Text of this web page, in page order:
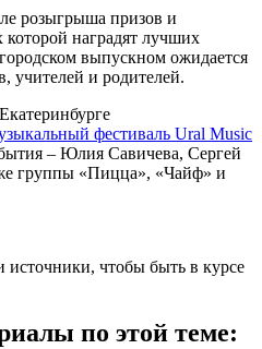
розыгрыша призов и
наградят лучших
выпускном ожидается
учителей и родителей.
фестиваль Ural Music
– Юлия Савичева, Сергей
группы «Пицца», «Чайф» и
источники, чтобы быть в курсе
по этой теме: